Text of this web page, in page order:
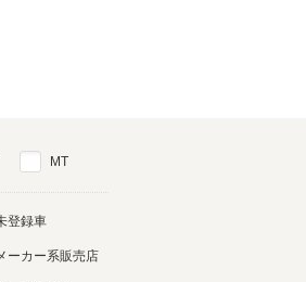
MT
登録車
ーカー系販売店